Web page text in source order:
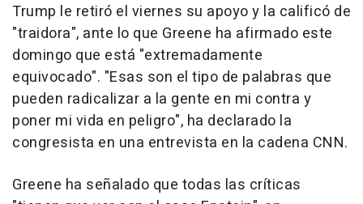
Trump le retiró el viernes su apoyo y la calificó de
"traidora", ante lo que Greene ha afirmado este
domingo que está "extremadamente
equivocado". "Esas son el tipo de palabras que
pueden radicalizar a la gente en mi contra y
poner mi vida en peligro", ha declarado la
congresista en una entrevista en la cadena CNN.
Greene ha señalado que todas las críticas